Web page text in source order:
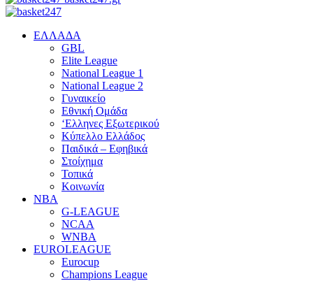
EΛΛΑΔΑ
GBL
Elite League
National League 1
National League 2
Γυναικείο
Εθνική Ομάδα
‘Ελληνες Εξωτερικού
Κύπελλο Ελλάδος
Παιδικά – Εφηβικά
Στοίχημα
Τοπικά
Κοινωνία
NBA
G-LEAGUE
NCAA
WNBA
ΕUROLEAGUE
Eurocup
Champions League